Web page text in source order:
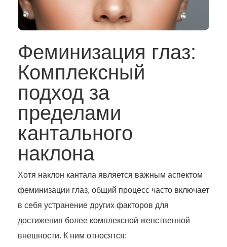
Феминизация глаз:
Комплексный
подход за
пределами
кантального
наклона
Хотя наклон кантала является важным аспектом
феминизации глаз, общий процесс часто включает
в себя устранение других факторов для
достижения более комплексной женственной
внешности. К ним относятся: